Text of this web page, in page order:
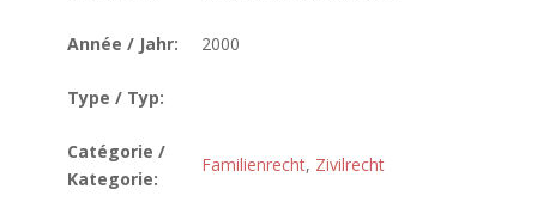
Année / Jahr: 2000
Type / Typ:
Catégorie /
Kategorie:
Familienrecht, Zivilrecht